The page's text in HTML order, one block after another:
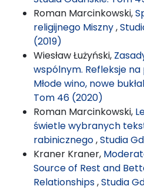
Roman Marcinkowski,
religijnego Miszny,
(2019)
Wiesław Łużyński,
wspólnym. Refleksje
Młode wino, nowe
Tom 46 (2020)
Roman Marcinkowski,
świetle wybranych
rabinicznego,Studia
Kraner Kraner,
Source of Rest and
Relationships,Studia